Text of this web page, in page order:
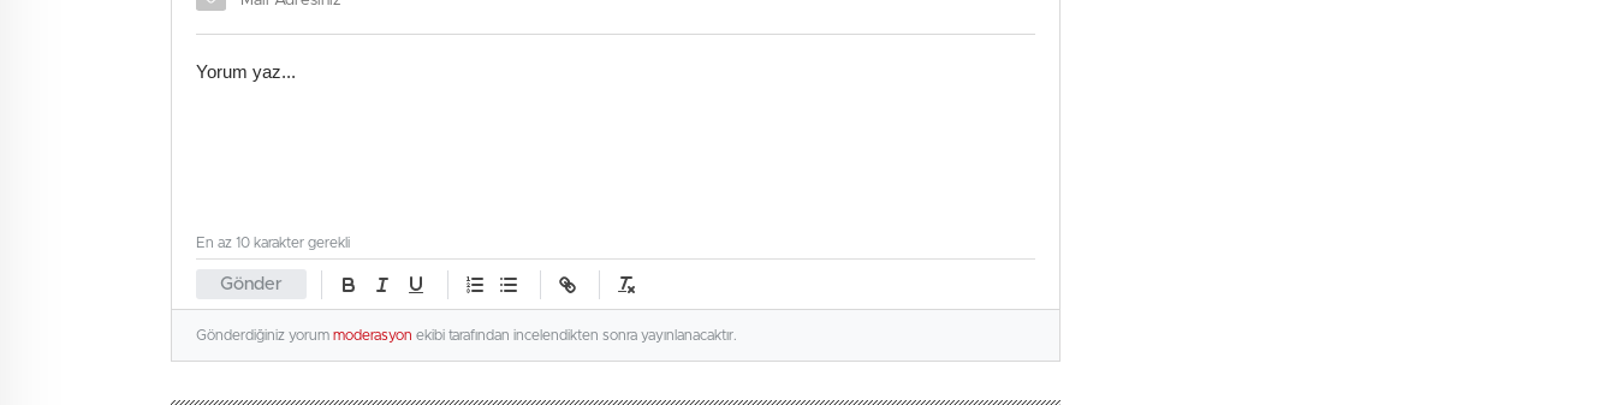
Gönder
En az 10 karakter gerekli
Gönderdiğiniz yorum moderasyon ekibi tarafından incelendikten sonra yayınlanacaktır.